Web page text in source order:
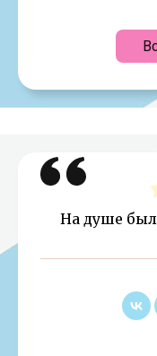
На душе